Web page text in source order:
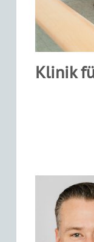
Klinik